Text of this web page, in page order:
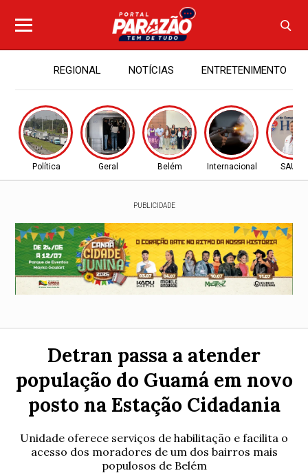
REGIONAL NOTÍCIAS ENTRETENIMENTO
Política Geral Belém Internacional SAÚDE
PUBLICIDADE
Detran passa a atender
população do Guamá em novo
posto na Estação Cidadania
Unidade oferece serviços de habilitação e facilita o
acesso dos moradores de um dos bairros mais
populosos de Belém